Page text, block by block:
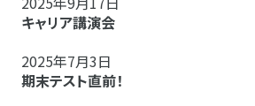
キャリア講演会
2025年7月3日
期末テスト直前！